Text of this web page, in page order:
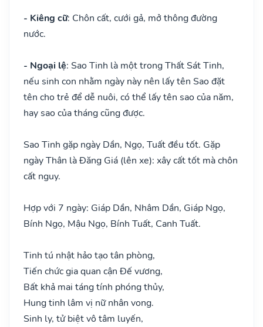
- Kiêng cữ: Chôn cất, cưới gả, mở thông đường
nước.
- Ngoại lệ: Sao Tinh là một trong Thất Sát Tinh,
nếu sinh con nhằm ngày này nên lấy tên Sao đặt
tên cho trẻ để dễ nuôi, có thể lấy tên sao của năm,
hay sao của tháng cũng được.
Sao Tinh gặp ngày Dần, Ngọ, Tuất đều tốt. Gặp
ngày Thân là Đăng Giá (lên xe): xây cất tốt mà chôn
cất nguy.
Hợp với 7 ngày: Giáp Dần, Nhâm Dần, Giáp Ngọ,
Bính Ngọ, Mậu Ngọ, Bính Tuất, Canh Tuất.
Tinh tú nhật hảo tạo tân phòng,
Tiến chức gia quan cận Đế vương,
Bất khả mai táng tính phóng thủy,
Hung tinh lâm vị nữ nhân vong.
Sinh ly, tử biệt vô tâm luyến,